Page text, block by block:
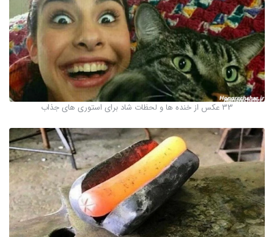
33 عکس از خنده ها و لحظات شاد برای استوری های جذاب